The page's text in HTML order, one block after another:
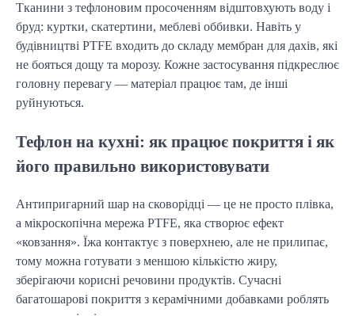
Тканини з тефлоновим просоченням відштовхують воду і
бруд: куртки, скатертини, меблеві оббивки. Навіть у
будівництві PTFE входить до складу мембран для дахів, які
не бояться дощу та морозу. Кожне застосування підкреслює
головну перевагу — матеріал працює там, де інші
руйнуються.
Тефлон на кухні: як працює покриття і як
його правильно використовувати
Антипригарний шар на сковорідці — це не просто плівка,
а мікроскопічна мережа PTFE, яка створює ефект
«ковзання». Їжа контактує з поверхнею, але не прилипає,
тому можна готувати з меншою кількістю жиру,
зберігаючи корисні речовини продуктів. Сучасні
багатошарові покриття з керамічними добавками роблять